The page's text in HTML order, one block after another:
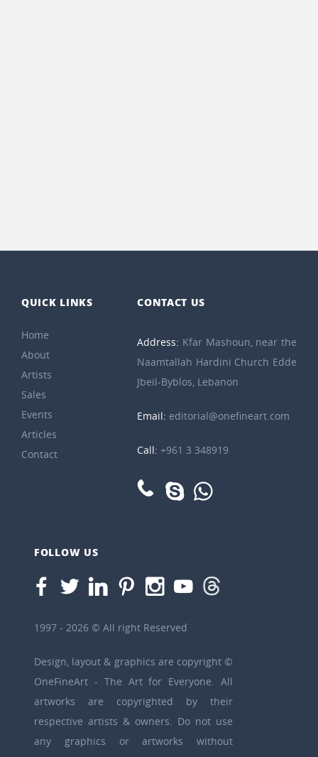
QUICK LINKS
Home
About
Artists
Sales
Events
Articles
Contact
CONTACT US
Address: Kfar Mashoun, near the
Naamtallah Hardini Church Edde
Jbeil-Byblos, Lebanon
Email: editorial@onefineart.com
Call:+961 3 348919
FOLLOW US
1997 - 2026 © All right Reserved
Design, layout & graphics are copyright ©
OneFineArt - The Art for Everyone. All
artworks are copyrighted by their
respective artists & owners. Do not use
any graphics or artworks without